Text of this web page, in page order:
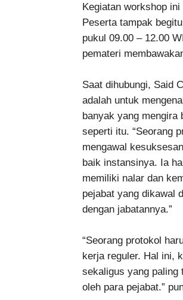
Kegiatan workshop
Peserta tampak
pukul 09.00 – 12.00
pemateri
Saat dihubungi, Said
adalah untuk
banyak yang mengira
seperti itu. “Seorang
mengawal
baik instansinya. Ia
memiliki nalar dan
pejabat yang dikawal
dengan jabatannya.”
“Seorang protokol
kerja reguler. Hal ini,
sekaligus yang paling
oleh para pejabat.”